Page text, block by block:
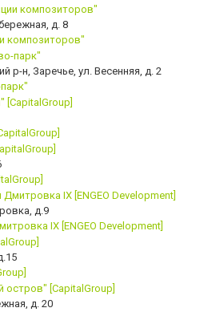
д. 8
композиторов"
р-н, Заречье, ул. Весенняя, д. 2
д.9
IX [ENGEO Development]
д. 20